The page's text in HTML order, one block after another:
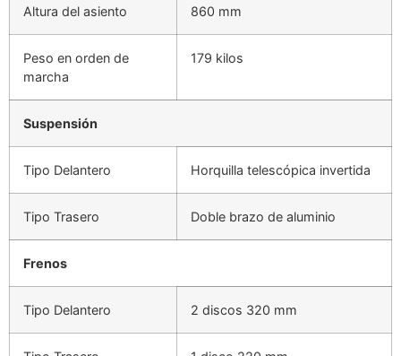
Altura del asiento 860 mm
Peso en orden de
marcha
179 kilos
Suspensión
Tipo Delantero Horquilla telescópica invertida
Tipo Trasero Doble brazo de aluminio
Frenos
Tipo Delantero 2 discos 320 mm